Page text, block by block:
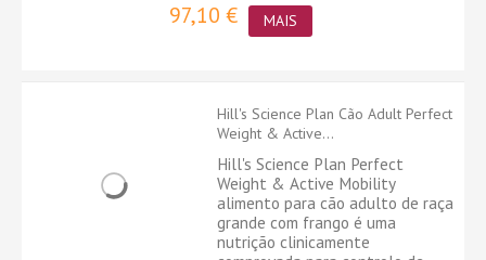
97,10 € MAIS
Hill's Science Plan Cão Adult Perfect
Weight & Active...
Hill's Science Plan Perfect
Weight & Active Mobility
alimento para cão adulto de raça
grande com frango é uma
nutrição clinicamente